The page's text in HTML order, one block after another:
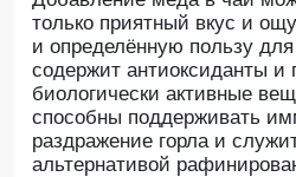
только приятный вкус и
и определённую пользу
содержит антиоксиданты и
биологически активные
способны поддерживать
раздражение горла и
альтернативой